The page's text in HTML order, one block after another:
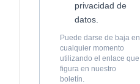
privacidad de
datos.
Puede darse de baja en
cualquier momento
utilizando el enlace que
figura en nuestro
boletín.